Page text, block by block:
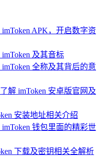
APK，开启数字资
及其音标
全称及其背后的意
解 imToken 安卓版官网及
安装地址相关介绍
钱包里面的精彩世
下载及密钥相关全解析